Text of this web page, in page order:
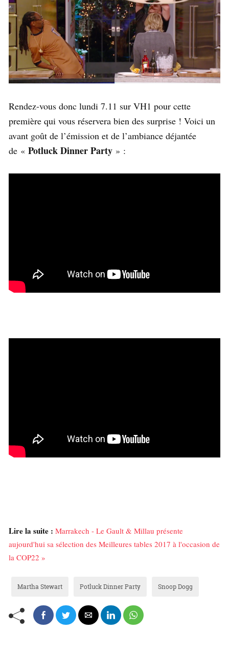
Rendez-vous donc lundi 7.11 sur VH1 pour cette
première qui vous réservera bien des surprise ! Voici un
avant goût de l’émission et de l’ambiance déjantée
de « Potluck Dinner Party » :
Lire la suite : Marrakech - Le Gault & Millau présente
aujourd'hui sa sélection des Meilleures tables 2017 à l'occasion de
la COP22 »
Martha Stewart Potluck Dinner Party Snoop Dogg